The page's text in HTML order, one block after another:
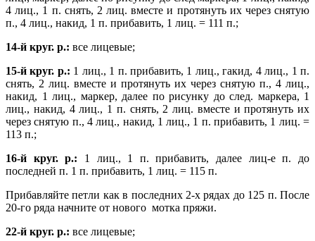
4 лиц., 1 п. снять, 2 лиц. вместе и протянуть их через снятую
п., 4 лиц., накид, 1 п. прибавить, 1 лиц. = 111 п.;
14-й круг. р.: все лицевые;
15-й круг. р.: 1 лиц., 1 п. прибавить, 1 лиц., гакид, 4 лиц., 1 п.
снять, 2 лиц. вместе и протянуть их через снятую п., 4 лиц.,
накид, 1 лиц., маркер, далее по рисунку до след. маркера, 1
лиц., накид, 4 лиц., 1 п. снять, 2 лиц. вместе и протянуть их
через снятую п., 4 лиц., накид, 1 лиц., 1 п. прибавить, 1 лиц. =
113 п.;
16-й круг. р.: 1 лиц., 1 п. прибавить, далее лиц-е п. до
последней п. 1 п. прибавить, 1 лиц. = 115 п.
Прибавляйте петли как в последних 2-х рядах до 125 п. После
20-го ряда начните от нового мотка пряжи.
22-й круг. р.: все лицевые;